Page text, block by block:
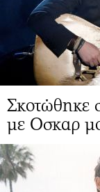
Σκοτώθηκε
με Οσκαρ